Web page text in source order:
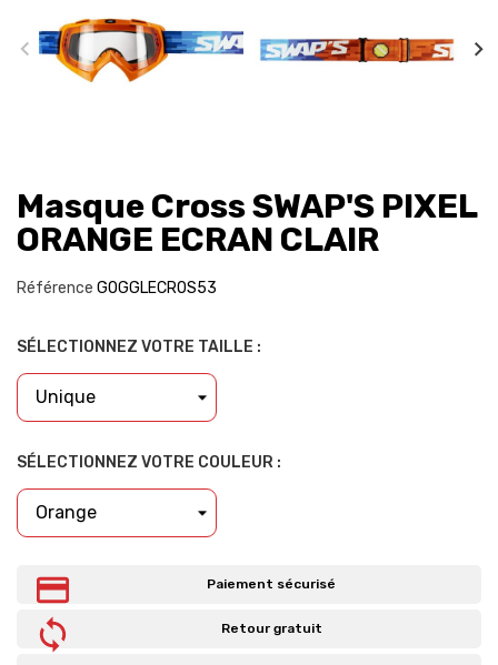
Masque Cross SWAP'S PIXEL
ORANGE ECRAN CLAIR
Référence GOGGLECROS53
SÉLECTIONNEZ VOTRE TAILLE :
SÉLECTIONNEZ VOTRE COULEUR :
Paiement sécurisé
Retour gratuit